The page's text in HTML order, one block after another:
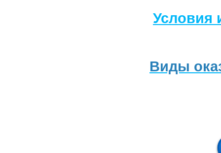
Условия
Виды